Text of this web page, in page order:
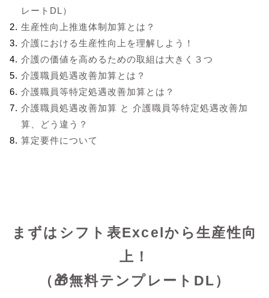
レートDL）
生産性向上推進体制加算とは？
介護における生産性向上を理解しよう！
介護の価値を高めるための取組は大きく３つ
介護職員処遇改善加算とは？
介護職員等特定処遇改善加算とは？
介護職員処遇改善加算 と 介護職員等特定処遇改善加
算、どう違う？
算定要件について
まずはシフト表Excelから生産性向
上！
（🎁無料テンプレートDL）